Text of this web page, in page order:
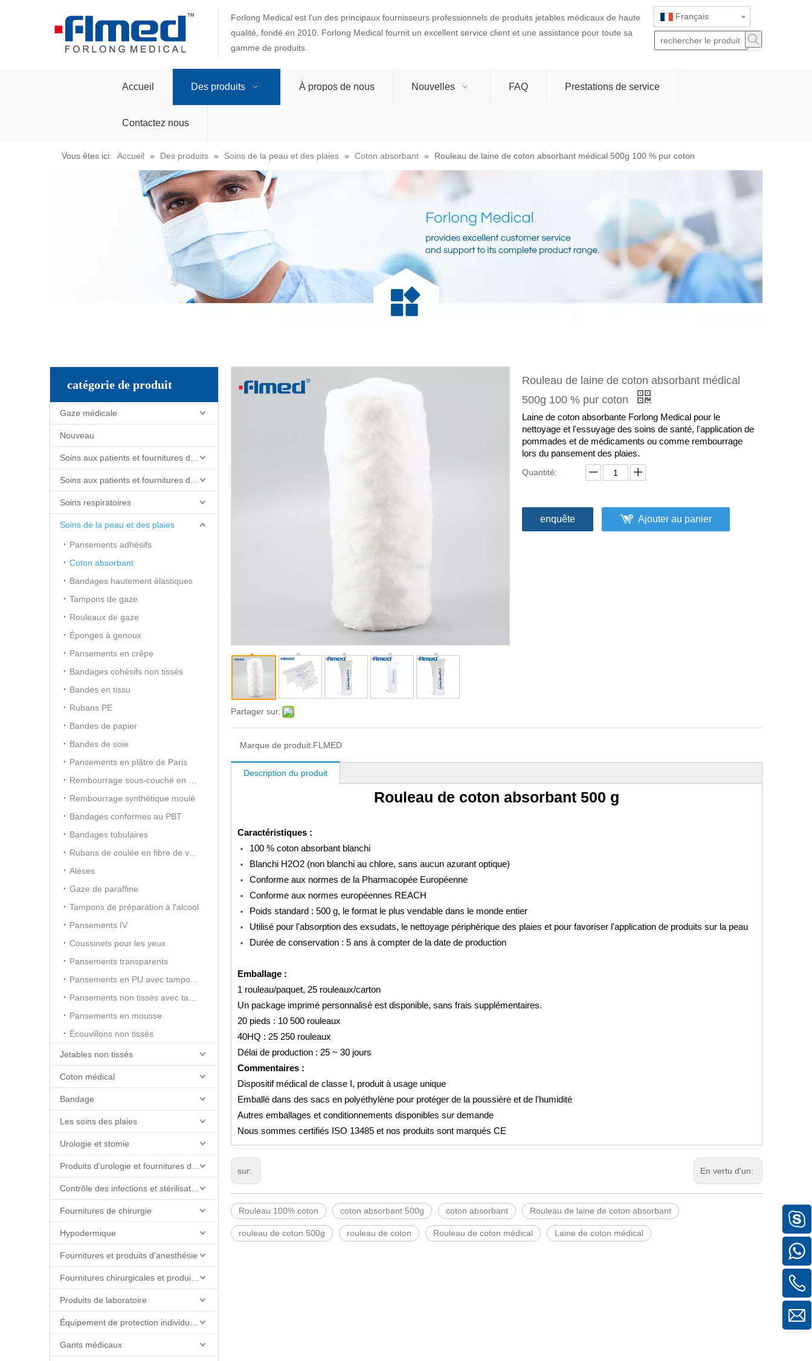
Forlong Medical est l’un des principaux fournisseurs professionnels de produits jetables médicaux de haute
qualité, fondé en 2010. Forlong Medical fournit un excellent service client et une assistance pour toute sa
gamme de produits.
Français
Accueil Des produits À propos de nous Nouvelles FAQ Prestations de service
Contactez nous
Vous êtes ici: Accueil » Des produits » Soins de la peau et des plaies » Coton absorbant » Rouleau de laine de coton absorbant médical 500g 100 % pur coton
catégorie de produit
Gaze médicale
Nouveau
Soins respiratoires
Soins de la peau et des plaies
Pansements adhésifs
Coton absorbant
Bandages hautement élastiques
Tampons de gaze
Rouleaux de gaze
Éponges à genoux
Pansements en crêpe
Bandages cohésifs non tissés
Bandes en tissu
Rubans PE
Bandes de papier
Bandes de soie
Pansements en plâtre de Paris
Rembourrage synthétique moulé
Bandages conformes au PBT
Bandages tubulaires
Alèses
Gaze de paraffine
Tampons de préparation à l'alcool
Pansements IV
Coussinets pour les yeux
Pansements transparents
Pansements en mousse
Écouvillons non tissés
Jetables non tissés
Coton médical
Bandage
Les soins des plaies
Urologie et stomie
Fournitures de chirurgie
Hypodermique
Fournitures et produits d'anesthésie
Produits de laboratoire
Gants médicaux
Partager sur:
Rouleau de laine de coton absorbant médical
500g 100 % pur coton
Laine de coton absorbante Forlong Medical pour le
nettoyage et l'essuyage des soins de santé, l'application de
pommades et de médicaments ou comme rembourrage
lors du pansement des plaies.
Quantité:
enquête Ajouter au panier
Marque de produit:FLMED
Description du produit
Rouleau de coton absorbant 500 g
Caractéristiques :
100 % coton absorbant blanchi
Blanchi H2O2 (non blanchi au chlore, sans aucun azurant optique)
Conforme aux normes de la Pharmacopée Européenne
Conforme aux normes européennes REACH
Poids standard : 500 g, le format le plus vendable dans le monde entier
Utilisé pour l'absorption des exsudats, le nettoyage périphérique des plaies et pour favoriser l'application de produits sur la peau
Durée de conservation : 5 ans à compter de la date de production
Emballage :
1 rouleau/paquet, 25 rouleaux/carton
Un package imprimé personnalisé est disponible, sans frais supplémentaires.
20 pieds : 10 500 rouleaux
40HQ : 25 250 rouleaux
Délai de production : 25 ~ 30 jours
Commentaires :
Dispositif médical de classe I, produit à usage unique
Emballé dans des sacs en polyéthylène pour protéger de la poussière et de l'humidité
Autres emballages et conditionnements disponibles sur demande
Nous sommes certifiés ISO 13485 et nos produits sont marqués CE
sur: En vertu d'un:
Rouleau 100% coton coton absorbant 500g coton absorbant Rouleau de laine de coton absorbant
rouleau de coton 500g rouleau de coton Rouleau de coton médical Laine de coton médical